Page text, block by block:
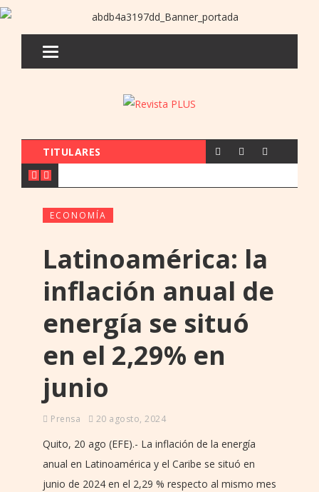
TITULARES
ECONOMÍA
Latinoamérica: la
inflación anual de
energía se situó
en el 2,29% en
junio
Prensa 20 agosto, 2024
Quito, 20 ago (EFE).- La inflación de la energía
anual en Latinoamérica y el Caribe se situó en
junio de 2024 en el 2,29 % respecto al mismo mes